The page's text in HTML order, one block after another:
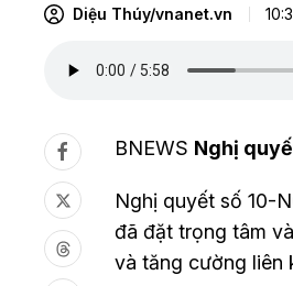
Diệu Thúy/vnanet.vn
BNEWS Nghị
Nghị quyết số 10-
đã đặt trọng tâm
và tăng cường liên